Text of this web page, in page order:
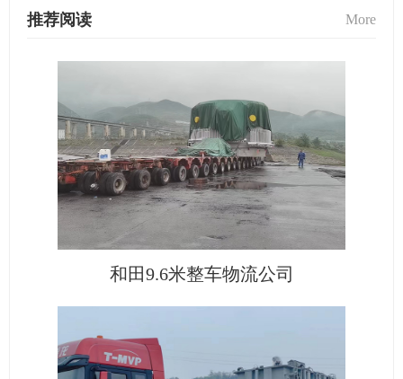
推荐阅读 More
和田9.6米整车物流公司